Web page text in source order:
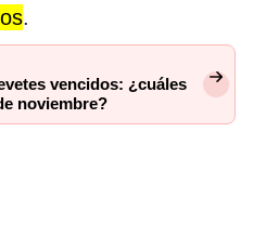
.
vencidos: ¿cuáles
noviembre?